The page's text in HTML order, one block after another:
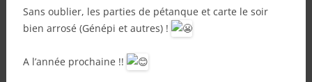
Sans oublier, les parties de pétanque et carte le soir
bien arrosé (Génépi et autres) !
A l’année prochaine !!